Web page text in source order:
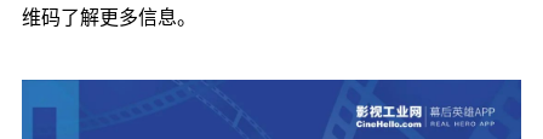
维码了解更多信息。